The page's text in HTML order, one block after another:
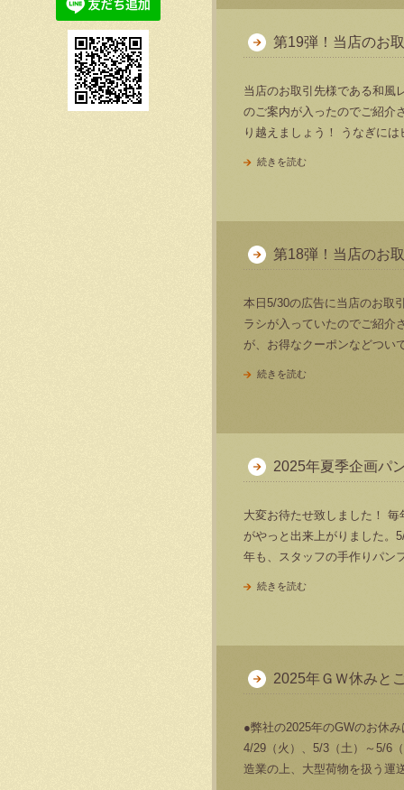
第19弾！当店のお
当店のお取引先様である和風
のご案内が入ったのでご紹介
り越えましょう！ うなぎに
続きを読む
第18弾！当店のお
本日5/30の広告に当店のお取
ラシが入っていたのでご紹介
が、お得なクーポンなどつい
続きを読む
2025年夏季企画パ
大変お待たせ致しました！
がやっと出来上がりました。
年も、スタッフの手作りパン
続きを読む
2025年ＧＷ休みと
●弊社の2025年のGWのお休
4/29（火）、5/3（土）～5/6
造業の上、大型荷物を扱う運